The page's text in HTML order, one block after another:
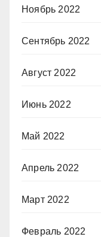
Ноябрь 2022
Сентябрь 2022
Август 2022
Июнь 2022
Май 2022
Апрель 2022
Март 2022
Февраль 2022